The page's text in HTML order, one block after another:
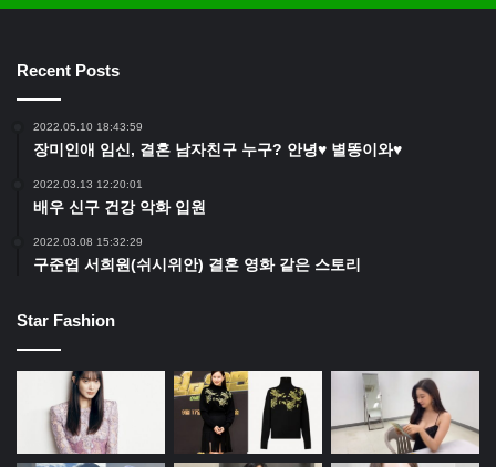
Recent Posts
2022.05.10 18:43:59
장미인애 임신, 결혼 남자친구 누구? 안녕♥ 별똥이와♥
2022.03.13 12:20:01
배우 신구 건강 악화 입원
2022.03.08 15:32:29
구준엽 서희원(쉬시위안) 결혼 영화 같은 스토리
Star Fashion